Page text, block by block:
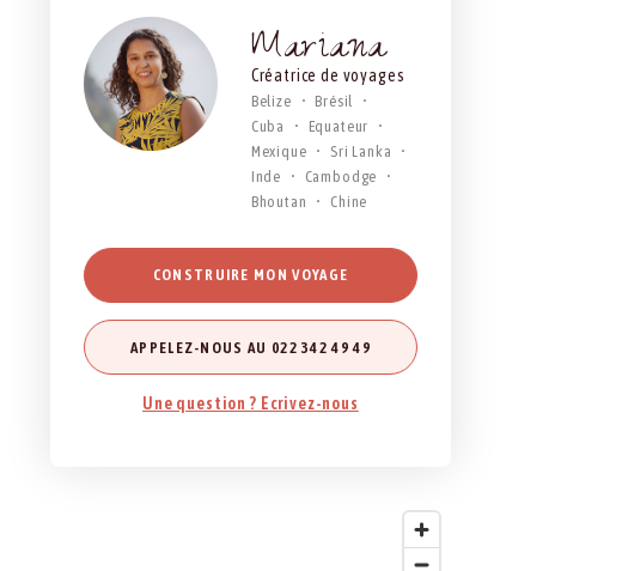
Mariana
Créatrice de voyages
Belize
Brésil
Cuba
Equateur
Mexique
Sri Lanka
Inde
Cambodge
Bhoutan
Chine
CONSTRUIRE MON VOYAGE
APPELEZ-NOUS AU 022 342 49 49
Une question ? Ecrivez-nous